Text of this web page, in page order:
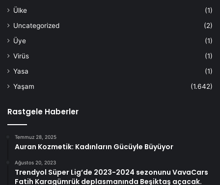
Ülke
(1)
Uncategorized
(2)
Üye
(1)
Virüs
(1)
Yasa
(1)
Yaşam
(1.642)
Rastgele Haberler
Temmuz 28, 2025
Auran Kozmetik: Kadınların Gücüyle Büyüyor
Ağustos 20, 2023
Trendyol Süper Lig’de 2023-2024 sezonunu VavaCars
Fatih Karagümrük deplasmanında Beşiktaş açacak.